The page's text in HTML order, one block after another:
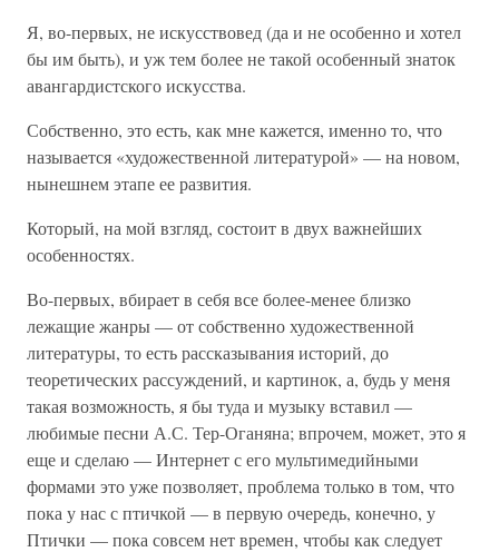
Я, во-первых, не искусствовед (да и не особенно и хотел
бы им быть), и уж тем более не такой особенный знаток
авангардистского искусства.
Собственно, это есть, как мне кажется, именно то, что
называется «художественной литературой» — на новом,
нынешнем этапе ее развития.
Который, на мой взгляд, состоит в двух важнейших
особенностях.
Во-первых, вбирает в себя все более-менее близко
лежащие жанры — от собственно художественной
литературы, то есть рассказывания историй, до
теоретических рассуждений, и картинок, а, будь у меня
такая возможность, я бы туда и музыку вставил —
любимые песни А.С. Тер-Оганяна; впрочем, может, это я
еще и сделаю — Интернет с его мультимедийными
формами это уже позволяет, проблема только в том, что
пока у нас с птичкой — в первую очередь, конечно, у
Птички — пока совсем нет времен, чтобы как следует